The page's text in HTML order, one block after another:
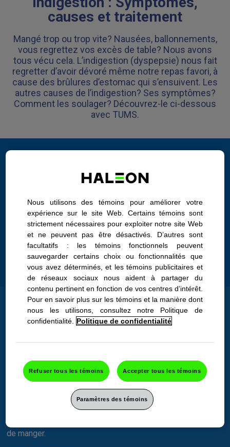
causes et traitement
Mangé trop ou trop vite? Nausées, ballonnements,
vous regrettez vos excès de table? Nous avons
tous vécu cela. L’indigestion (dyspepsie) nous fait
regretter d’avoir dévoré même notre repas favori, à
cause des brûlures d’estomac qui s’ensuivent. Les
autres causes de l’indigestion? Ses symptômes?
Comment les soulager? Découvrez-le ci-dessous
avec TUMS.
L’indigestion est un malaise courant et passager dans le
occasionnellement après avoir mangé.
C’est un symptôme plutôt qu’une maladie. L’indigestion peut
être un signe d’ulcère d’estomac, mais le plus souvent, elle
est la conséquence d’avoir consommé des aliments épicés
ou gras, d’avoir trop mangé ou d’avoir mangé ou bu trop
rapidement.
Signes et symptômes
d’indigestion
L’indigestion est un groupe de symptômes créant une gêne
courants sont les suivants :
Sensation de plénitude (pesanteur)
L’indigestion peut survenir au milieu ou après la fin d’un
repas. Vous pouvez vous sentir incapable de finir votre
de manger.
Nous utilisons des témoins pour améliorer votre
expérience sur le site Web. Certains témoins sont
strictement nécessaires pour exploiter notre site Web
et ne peuvent pas être désactivés. D’autres sont
facultatifs : les témoins fonctionnels peuvent
sauvegarder certains choix ou fonctionnalités que
vous avez déterminés, et les témoins publicitaires et
de réseaux sociaux nous aident à partager du
contenu pertinent en fonction de vos centres d’intérêt.
Pour en savoir plus sur les témoins et la manière dont
nous les utilisons, consultez notre Politique de
confidentialité.
Politique de confidentialité
Refuser tous les témoins Accepter tous les témoins
Paramètres des témoins